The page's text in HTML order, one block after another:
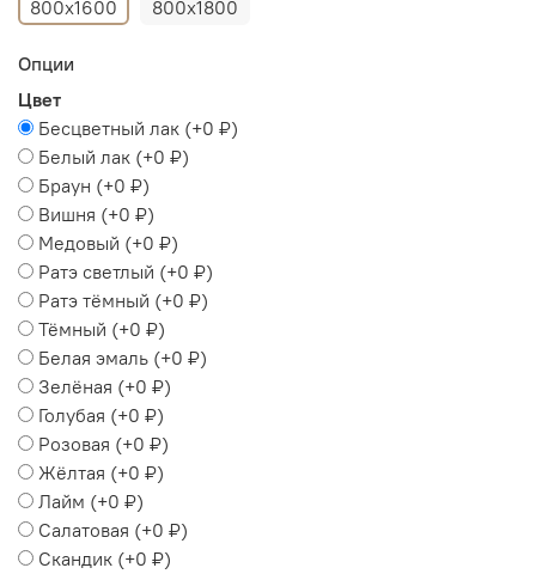
800х1600 800х1800
Опции
Цвет
Бесцветный лак (+0 ₽)
Белый лак (+0 ₽)
Браун (+0 ₽)
Вишня (+0 ₽)
Медовый (+0 ₽)
Ратэ светлый (+0 ₽)
Ратэ тёмный (+0 ₽)
Тёмный (+0 ₽)
Белая эмаль (+0 ₽)
Зелёная (+0 ₽)
Голубая (+0 ₽)
Розовая (+0 ₽)
Жёлтая (+0 ₽)
Лайм (+0 ₽)
Салатовая (+0 ₽)
Скандик (+0 ₽)